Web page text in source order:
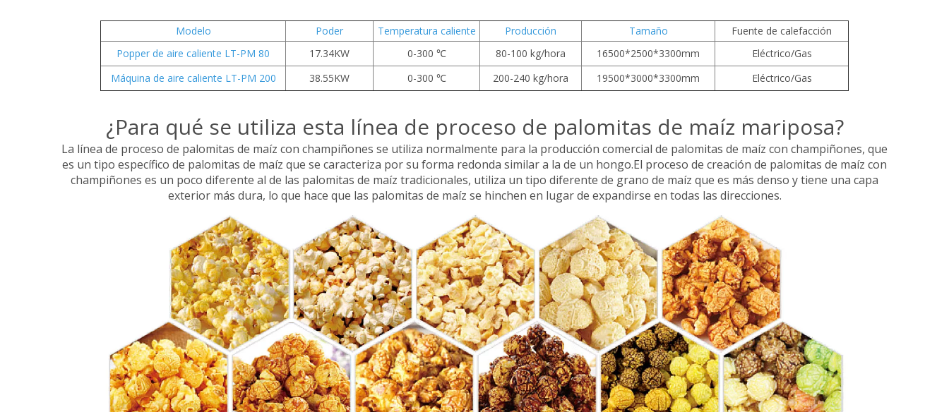
Modelo Poder Temperatura caliente Producción Tamaño
Fuente de calefacción
Popper de aire caliente LT-PM 80
17.34KW 0-300 ℃ 80-100 kg/hora 16500*2500*3300mm
Eléctrico/Gas
Máquina de aire caliente LT-PM 200
38.55KW 0-300 ℃ 200-240 kg/hora 19500*3000*3300mm Eléctrico/Gas
¿Para qué se utiliza esta línea de proceso de palomitas de maíz mariposa?
La línea de proceso de palomitas de maíz con champiñones se utiliza normalmente para la producción comercial de palomitas de maíz con champiñones, que
es un tipo específico de palomitas de maíz que se caracteriza por su forma redonda similar a la de un hongo.El proceso de creación de palomitas de maíz con
champiñones es un poco diferente al de las palomitas de maíz tradicionales, utiliza un tipo diferente de grano de maíz que es más denso y tiene una capa
exterior más dura, lo que hace que las palomitas de maíz se hinchen en lugar de expandirse en todas las direcciones.